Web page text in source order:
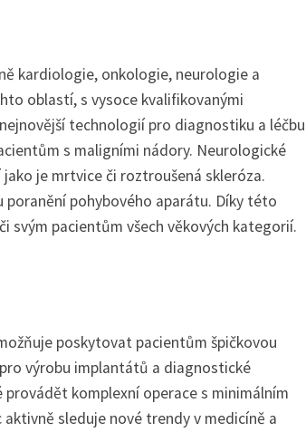
kardiologie, onkologie, neurologie a
oblastí, s vysoce kvalifikovanými
technologií pro diagnostiku a léčbu
s maligními nádory. Neurologické
je mrtvice či roztroušená skleróza.
pohybového aparátu. Díky této
svým pacientům všech věkových kategorií.
poskytovat pacientům špičkovou
výrobu implantátů a diagnostické
komplexní operace s minimálním
sleduje nové trendy v medicíně a